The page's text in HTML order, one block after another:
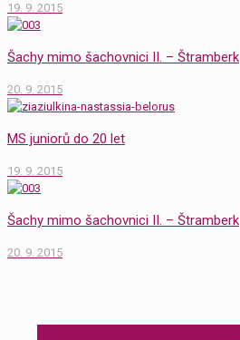
19. 9. 2015
Šachy mimo šachovnici II. – Štramberk
20. 9. 2015
MS juniorů do 20 let
19. 9. 2015
Šachy mimo šachovnici II. – Štramberk
20. 9. 2015